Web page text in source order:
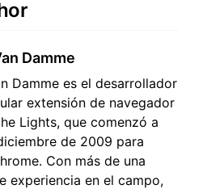
Damme
Damme es el desarrollador
extensión de navegador
Lights, que comenzó a
de 2009 para
Con más de una
experiencia en el campo,